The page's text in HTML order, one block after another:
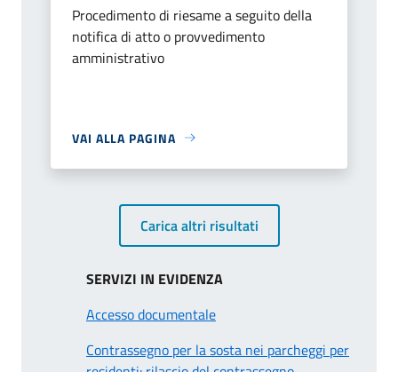
Procedimento di riesame a seguito della
notifica di atto o provvedimento
amministrativo
VAI ALLA PAGINA
Carica altri risultati
SERVIZI IN EVIDENZA
Accesso documentale
Contrassegno per la sosta nei parcheggi per